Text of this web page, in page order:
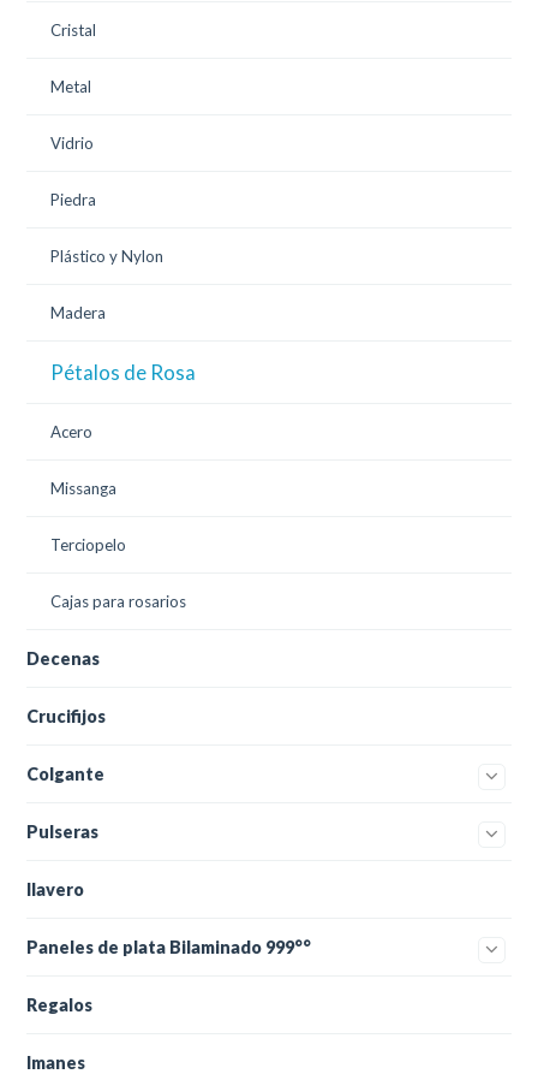
Cristal
Metal
Vidrio
Piedra
Plástico y Nylon
Madera
Pétalos de Rosa
Acero
Missanga
Terciopelo
Cajas para rosarios
Decenas
Crucifijos
Colgante
Pulseras
llavero
Paneles de plata Bilaminado 999°°
Regalos
Imanes